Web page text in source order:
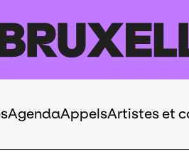
AgendaAppelsArtistes et